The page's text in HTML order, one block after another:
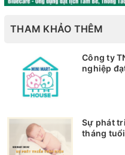
THAM KHẢO THÊM
Công ty
nghiệp
Sự phát
tháng tuổi